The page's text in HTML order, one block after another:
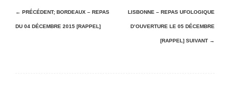
N
a
← PRÉCÉDENT; BORDEAUX – REPAS
DU 04 DÉCEMBRE 2015 [RAPPEL]
LISBONNE – REPAS UFOLOGIQUE
D’OUVERTURE LE 05 DÉCEMBRE
[RAPPEL] SUIVANT →